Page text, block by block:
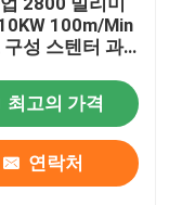
100m/Min
구성 스텐터 과
최고의 가격
연락처